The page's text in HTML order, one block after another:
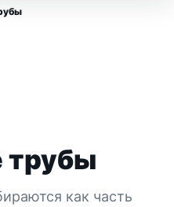
трубы
как часть